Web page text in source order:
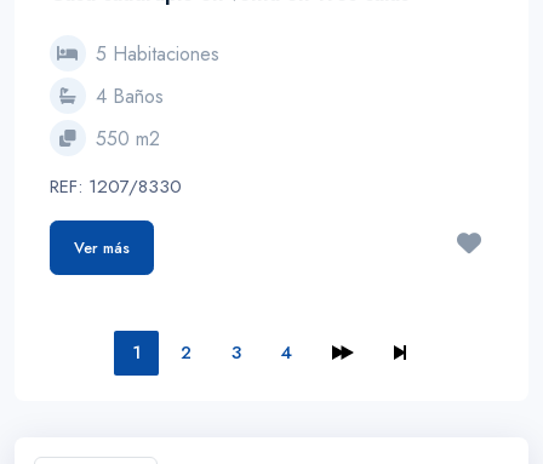
5 Habitaciones
4 Baños
550 m2
REF: 1207/8330
Ver más
1 2 3 4